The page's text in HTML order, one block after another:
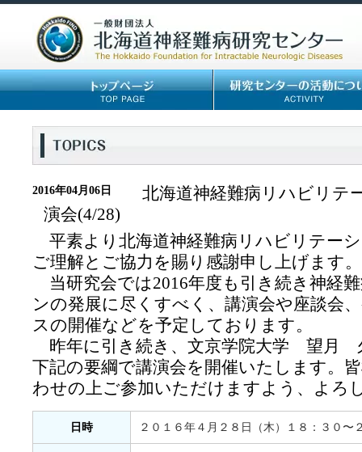
2016年04月06日
北海道神経難病リハビリテ
演会(4/28)
平素より北海道神経難病リハビリテー
ご理解とご協力を賜り感謝申し上げます。
当研究会では2016年度も引き続き神経
ンの発展に尽くすべく、講演会や座談会
スの開催などを予定しております。
昨年に引き続き、文京学院大学 望月
下記の要綱で講演会を開催いたします。
わせの上ご参加いただけますよう、よろ
日時 ２０１６年４月２８日（木）１８：３０〜